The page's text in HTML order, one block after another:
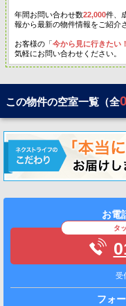
年間お問い合わせ数22,000件、
報から最新の物件情報をご紹介
お客様の「今から見に行きたい！
気軽にお問い合わせください。
この物件の空室一覧（全0
お電
タ
受
フォ